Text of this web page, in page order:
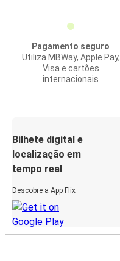
Pagamento seguro
Utiliza MBWay, Apple Pay,
Visa e cartões
internacionais
Bilhete digital e
localização em
tempo real
Descobre a App Flix